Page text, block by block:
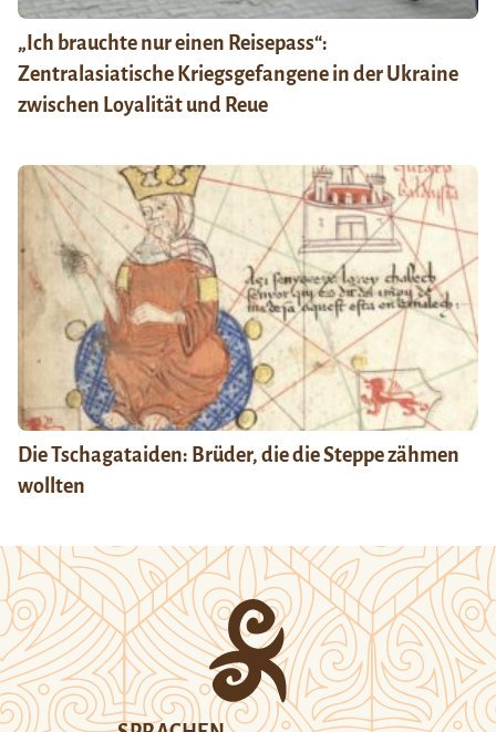
„Ich brauchte nur einen Reisepass“:
Zentralasiatische Kriegsgefangene in der Ukraine
zwischen Loyalität und Reue
Die Tschagataiden: Brüder, die die Steppe zähmen
wollten